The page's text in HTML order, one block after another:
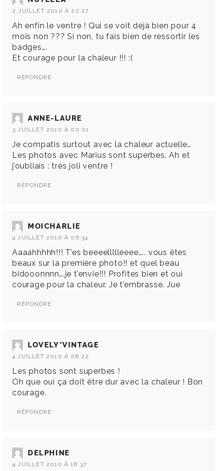
2 JUILLET 2010 À 22:27
Ah enfin le ventre ! Qui se voit déjà bien pour 4
mois non ??? Si non, tu fais bien de ressortir les
badges….
Et courage pour la chaleur !!! :(
RÉPONDRE
ANNE-LAURE
3 JUILLET 2010 À 00:01
Je compatis surtout avec la chaleur actuelle…
Les photos avec Marius sont superbes. Ah et
j’oubliais : très joli ventre !
RÉPONDRE
MOICHARLIE
4 JUILLET 2010 À 06:34
Aaaahhhhh!!! T’es beeeellllleeee….. vous êtes
beaux sur la première photo!! et quel beau
bidooonnnn….je t’envie!!! Profites bien et oui
courage pour la chaleur. Je t’embrasse. Jue
RÉPONDRE
LOVELY*VINTAGE
4 JUILLET 2010 À 08:22
Les photos sont superbes !
Oh que oui ça doit être dur avec la chaleur ! Bon
courage.
RÉPONDRE
DELPHINE
4 JUILLET 2010 À 18:37